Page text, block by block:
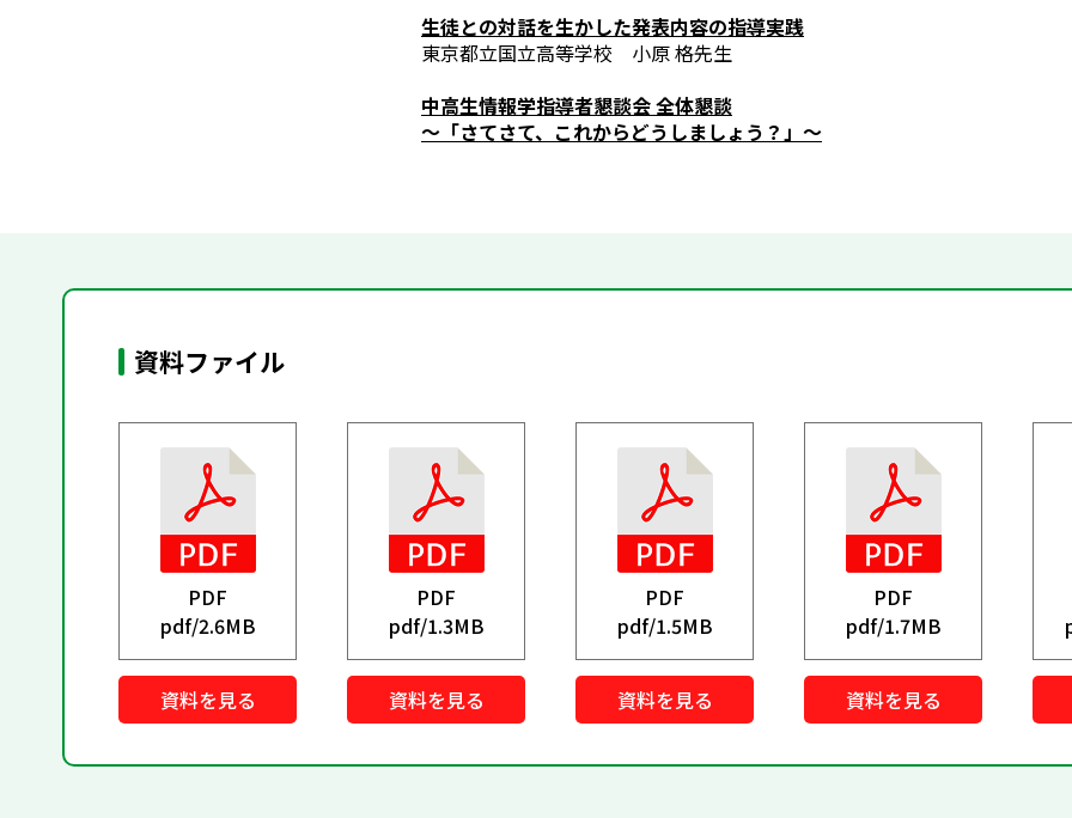
生徒との対話を生かした発表内容の指導実践
東京都立国立高等学校 小原 格先生
中高生情報学指導者懇談会 全体懇談
～「さてさて、これからどうしましょう？」～
資料ファイル
PDF
pdf/2.6MB
資料を見る
PDF
pdf/1.3MB
資料を見る
PDF
pdf/1.5MB
資料を見る
PDF
pdf/1.7MB
資料を見る